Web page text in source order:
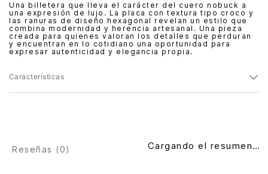
Una billetera que lleva el carácter del cuero nobuck a
una expresión de lujo. La placa con textura tipo croco y
las ranuras de diseño hexagonal revelan un estilo que
combina modernidad y herencia artesanal. Una pieza
creada para quienes valoran los detalles que perduran
y encuentran en lo cotidiano una oportunidad para
expresar autenticidad y elegancia propia.
Características
Reseñas (0) Cargando el resumen…